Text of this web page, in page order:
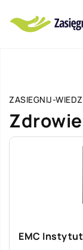
ZASIEGNIJ-
EMC